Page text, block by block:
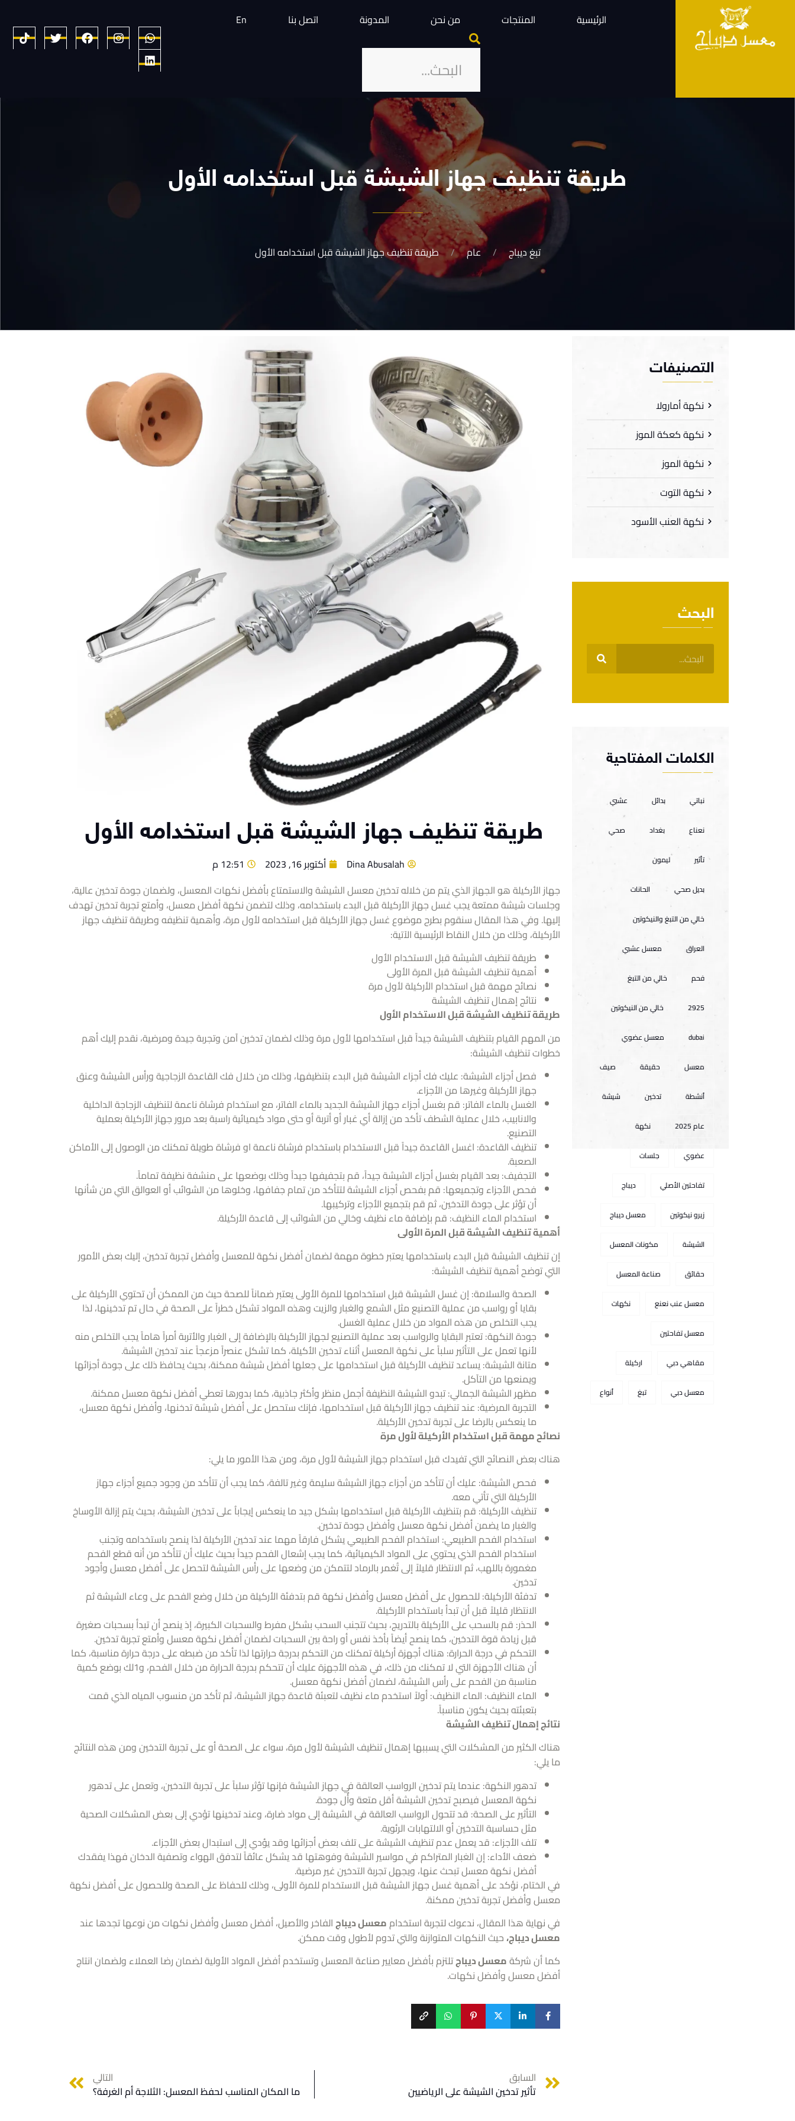
الرئيسية المنتجات من نحن المدونة اتصل بنا En
طريقة تنظيف جهاز الشيشة قبل استخدامه الأول
تبغ ديباج عام طريقة تنظيف جهاز الشيشة قبل استخدامه الأول
التصنيفات
نكهة أمارولا
نكهة كعكة الموز
نكهة الموز
نكهة التوت
نكهة العنب الأسود
البحث
الكلمات المفتاحية
نباتي بدائل عشبي
نعناع بغداد صحي
تأثير ليمون
بديل صحي الحانات
خالي من التبغ والنيكوتين
العراق معسل عشبي
فحم خالي من التبغ
2925 خالي من النيكوتين
dubai معسل عضوي
معسل حقيقة صيف
أنشطة تدخين شيشة
عام 2025 نكهة
عضوي جلسات
تفاحتين الأصلي ديباج
زيرو نيكوتين معسل ديباج
الشيشة مكونات المعسل
حقائق صناعة المعسل
معسل عنب نعنع نكهات
معسل تفاحتين
مقاهي دبي اركيلة
معسل دبي تبغ أنواع
طريقة تنظيف جهاز الشيشة قبل استخدامه الأول
Dina Abusalah أكتوبر 16, 2023
12:51 م
جهاز الأركيلة هو الجهاز الذي يتم من خلاله تدخين معسل الشيشة والاستمتاع بأفضل نكهات المعسل، ولضمان جودة تدخين عالية،
وجلسات شيشة ممتعة يجب غسل جهاز الأركيلة قبل البدء باستخدامه، وذلك لتضمن نكهة أفضل معسل، وأمتع تجربة تدخين تهدف
إليها. وفي هذا المقال سنقوم بطرح موضوع غسل جهاز الأركيلة قبل استخدامه لأول مرة، وأهمية تنظيفه وطريقة تنظيف جهاز
الأركيلة، وذلك من خلال النقاط الرئيسية الآتية:
طريقة تنظيف الشيشة قبل الاستخدام الأول
أهمية تنظيف الشيشة قبل المرة الأولى
نصائح مهمة قبل استخدام الأركيلة لأول مرة
نتائج إهمال تنظيف الشيشة
طريقة تنظيف الشيشة قبل الاستخدام الأول
من المهم القيام بتنظيف الشيشة جيداً قبل استخدامها لأول مرة وذلك لضمان تدخين آمن وتجربة جيدة ومرضية، نقدم إليك أهم
خطوات تنظيف الشيشة:
فصل أجزاء الشيشة: عليك فك أجزاء الشيشة قبل البدء بتنظيفها، وذلك من خلال فك القاعدة الزجاجية ورأس الشيشة وعنق
جهاز الأركيلة وغيرها من الأجزاء.
الغسل بالماء الفاتر: قم بغسل أجزاء جهاز الشيشة الجديد بالماء الفاتر، مع استخدام فرشاة ناعمة لتنظيف الزجاجة الداخلية
والانابيب، خلال عملية الشطف تأكد من إزالة أي غبار أو أتربة أو حتى مواد كيميائية راسبة بعد مرور جهاز الأركيلة بعملية
التصنيع.
تنظيف القاعدة: اغسل القاعدة جيداً قبل الاستخدام باستخدام فرشاة ناعمة او فرشاة طويلة تمكنك من الوصول إلى الأماكن
الصعبة.
التجفيف: بعد القيام بغسل أجزاء الشيشة جيداً، قم بتجفيفها جيداً وذلك بوضعها على منشفة نظيفة تماماً.
فحص الأجزاء وتجميعها: قم بفحص أجزاء الشيشة لتتأكد من تمام جفافها، وخلوها من الشوائب أو العوالق التي من شأنها
أن تؤثر على جودة التدخين، ثم قم بتجميع الأجزاء وتركيبها.
استخدام الماء النظيف: قم بإضافة ماء نظيف وخالي من الشوائب إلى قاعدة الأركيلة.
أهمية تنظيف الشيشة قبل المرة الأولى
إن تنظيف الشيشة قبل البدء باستخدامها يعتبر خطوة مهمة لضمان أفضل نكهة للمعسل وأفضل تجربة تدخين، إليك بعض الأمور
التي توضح أهمية تنظيف الشيشة:
الصحة والسلامة: إن غسل الشيشة قبل استخدامها للمرة الأولى يعتبر ضماناً للصحة حيث من الممكن أن تحتوي الأركيلة على
بقايا أو رواسب من عملية التصنيع مثل الشمع والغبار والزيت وهذه المواد تشكل خطراً على الصحة في حال تم تدخينها، لذا
يجب التخلص من هذه المواد من خلال عملية الغسل.
جودة النكهة: تعتبر البقايا والرواسب بعد عملية التصنيع لجهاز الأركيلة بالإضافة إلى الغبار والأتربة أمراً هاماً يجب التخلص منه
لأنها تعمل على التأثير سلباً على نكهة المعسل أثناء تدخين الأكيلة، كما تشكل عنصراً مزعجاً عند تدخين الشيشة.
متانة الشيشة: يساعد تنظيف الأركيلة قبل استخدامها على جعلها أفضل شيشة ممكنة، بحيث يحافظ ذلك على جودة أجزائها
ويمنعها من التآكل.
مظهر الشيشة الجمالي: تبدو الشيشة النظيفة أجمل منظر وأكثر جاذبية، كما بدورها تعطي أفضل نكهة معسل ممكنة.
التجربة المرضية: عند تنظيف جهاز الأركيلة قبل استخدامها، فإنك ستحصل على أفضل شيشة تدخنها، وأفضل نكهة معسل،
ما ينعكس بالرضا على تجربة تدخين الأركيلة.
نصائح مهمة قبل استخدام الأركيلة لأول مرة
هناك بعض النصائح التي تفيدك قبل استخدام جهاز الشيشة لأول مرة، ومن هذا الأمور ما يلي:
فحص الشيشة: عليك أن تتأكد من أجزاء جهاز الشيشة سليمة وغير تالفة، كما يجب أن تتأكد من وجود جميع أجزاء جهاز
الأركيلة التي تأتي معه.
تنظيف الأركيلة: قم بتنظيف الأركيلة قبل استخدامها بشكل جيد ما ينعكس إيجاباُ على تدخين الشيشة، بحيث يتم إزالة الأوساخ
والغبار ما يضمن أفضل نكهة معسل وأفضل جودة تدخين.
استخدام الفحم الطبيعي: استخدام الفحم الطبيعي يشكل فارقاً مهما عند تدخين الأركيلة لذا ينصح باستخدامه وتجنب
استخدام الفحم الذي يحتوي على المواد الكيميائية، كما يجب إشعال الفحم جيداً بحيث عليك أن تتأكد من أنه قطع الفحم
مغمورة باللهب، ثم الانتظار قليلاً إلى تُغمر بالرماد لتتمكن من وضعها على رأس الشيشة لتحصل على أفضل معسل وأجود
تدخين.
تدفئة الأركيلة: للحصول على أفضل معسل وأفضل نكهة قم بتدفئة الأركيلة من خلال وضع الفحم على وعاء الشيشة ثم
الانتظار قليلاً قبل أن تبدأ باستخدام الأركيلة.
الحذر: قم بالسحب على الأركيلة بالتدريج، بحيث تتجنب السحب بشكل مفرط والسحبات الكبيرة، إذ ينصح أن تبدأ بسحبات صغيرة
قبل زيادة قوة التدخين، كما ينصح أيضاً بأخذ نفس أو راحة بين السحبات لضمان أفضل نكهة معسل وأمتع تجربة تدخين.
التحكم في درجة الحرارة: هناك أجهزة أركيلة تمكنك من التحكم بدرجة حرارتها لذا تأكد من ضبطه على درجة حرارة مناسبة، كما
أن هناك الأجهزة التي لا تمكنك من ذلك، في هذه الأجهزة عليك أن تتحكم بدرجة الحرارة من خلال الفحم، و1لك بوضع كمية
مناسبة من الفحم على رأس الشيشة، لضمان أفضل نكهة معسل.
الماء النظيف: الماء النظيف: أولاً استخدم ماء نظيف لتعبئة قاعدة جهاز الشيشة، ثم تأكد من منسوب المياه الذي قمت
بتعبئته بحيث يكون مناسباً.
نتائج إهمال تنظيف الشيشة
هناك الكثير من المشكلات التي يسببها إهمال تنظيف الشيشة لأول مرة، سواء على الصحة أو على تجربة التدخين ومن هذه النتائج
ما يلي:
تدهور النكهة: عندما يتم تدخين الرواسب العالقة في جهاز الشيشة فإنها تؤثر سلباً على تجربة التدخين، وتعمل على تدهور
نكهة المعسل فيصبح تدخين الشيشة أقل متعة وأٌل جودة.
التأثير على الصحة: قد تتحول الرواسب العالقة في الشيشة إلى مواد ضارة، وعند تدخينها تؤدي إلى بعض المشكلات الصحية
مثل حساسية التدخين أو الالتهابات الرئوية.
تلف الأجزاء: قد يعمل عدم تنظيف الشيشة على تلف بعض أجزائها وقد يؤدي إلى استبدال بعض الأجزاء.
ضعف الأداء: إن الغبار المتراكم في مواسير الشيشة وفوهتها قد يشكل عائقاً لتدفق الهواء وتصفية الدخان فهذا يفقدك
أفضل نكهة معسل تبحث عنها، ويجهل تجربة التدخين غير مرضية.
في الختام، نؤكد على أهمية غسل جهاز الشيشة قبل الاستخدام للمرة الأولى، وذلك للحفاظ على الصحة وللحصول على أفضل نكهة
معسل وأفضل تجربة تدخين ممكنة.
في نهاية هذا المقال، ندعوك لتجربة استخداممعسل ديباجالفاخر والأصيل، أفضل معسل وأفضل نكهات من نوعها تجدها عند
معسل ديباج،حيث النكهات المتوازنة والتي تدوم لأطول وقت ممكن.
كما أن شركةمعسل ديباجتلتزم بأفضل معايير صناعة المعسل وتستخدم أفضل المواد الأولية لضمان رضا العملاء ولضمان انتاج
أفضل معسل وأفضل نكهات.
السابق
تأثير تدخين الشيشة على الرياضيين
التالي
ما المكان المناسب لحفظ المعسل: الثلاجة أم الغرفة؟